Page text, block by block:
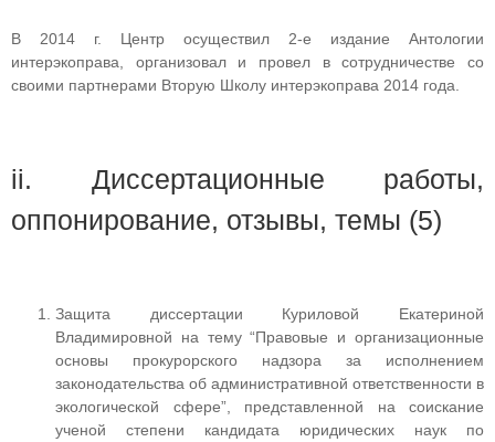
В 2014 г. Центр осуществил 2-е издание Антологии
интерэкоправа, организовал и провел в сотрудничестве со
своими партнерами Вторую Школу интерэкоправа 2014 года.
ii. Диссертационные работы,
оппонирование, отзывы, темы (5)
Защита диссертации Куриловой Екатериной
Владимировной на тему “Правовые и организационные
основы прокурорского надзора за исполнением
законодательства об административной ответственности в
экологической сфере”, представленной на соискание
ученой степени кандидата юридических наук по